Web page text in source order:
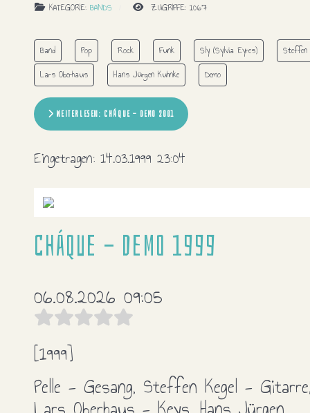
KATEGORIE: BANDS ZUGRIFFE: 1067
Band Pop Rock Funk Sly (Sylvia Eyres)
Steffen
Lars Oberhaus
Hans Jürgen Kuhnke Demo
WEITERLESEN: CHÁQUE - DEMO 2001
Eingetragen: 14.03.1999 23:04
Cháque - Demo 1999
06.08.2026 09:05
[1999]
Pelle - Gesang, Steffen Kegel -